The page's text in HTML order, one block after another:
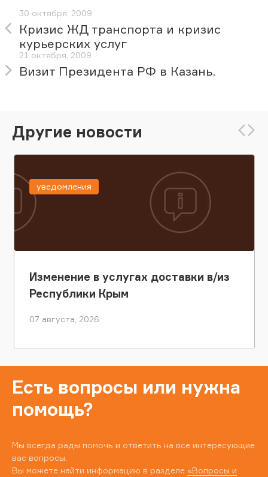
30 октября, 2009
Кризис ЖД транспорта и кризис
курьерских услуг
21 октября, 2009
Визит Президента РФ в Казань.
Другие новости
Изменение в услугах доставки в/из
Республики Крым
07 августа, 2026
уведомления
Есть вопросы или нужна
помощь?
Мы всегда рады помочь и ответить на все интересующие
вас вопросы.
Вы можете найти информацию в разделе «Вопросы и